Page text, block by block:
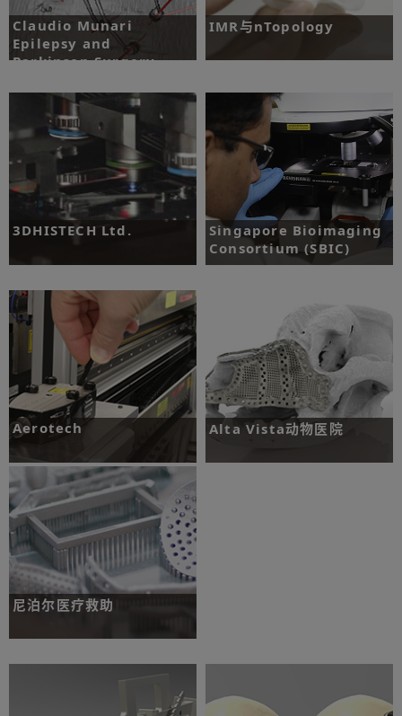
Claudio Munari
Epilepsy and
Parkinson Surgery
外科中心）
挑战：在立体脑电图 (SEEG) 手术过程
中，提高电极植入的精准度，并缩短手术
时间。
了解更多
IMR与nTopology
了解更多
3DHISTECH Ltd.
量。
了解更多
Singapore Bioimaging
Consortium (SBIC)
了解更多
Aerotech
挑战：开发一款具有精密测量能力的高精
度激光尺，并安装在紧凑的工作空间内。
了解更多
Alta Vista动物医院
尼泊尔医疗救助